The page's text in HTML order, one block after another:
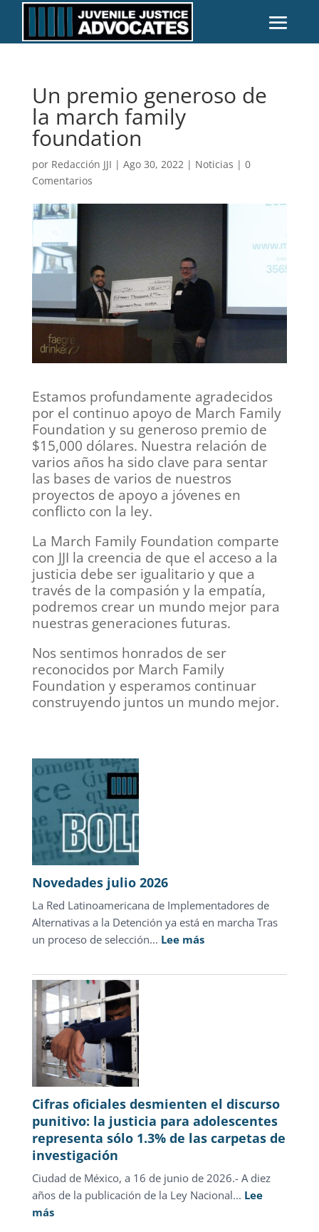
Un premio generoso de
la march family
foundation
por Redacción JJI | Ago 30, 2022| Noticias | 0
Comentarios
Estamos profundamente agradecidos
por el continuo apoyo de March Family
Foundation y su generoso premio de
$15,000 dólares. Nuestra relación de
varios años ha sido clave para sentar
las bases de varios de nuestros
proyectos de apoyo a jóvenes en
conflicto con la ley.
La March Family Foundation comparte
con JJI la creencia de que el acceso a la
justicia debe ser igualitario y que a
través de la compasión y la empatía,
podremos crear un mundo mejor para
nuestras generaciones futuras.
Nos sentimos honrados de ser
reconocidos por March Family
Foundation y esperamos continuar
construyendo juntos un mundo mejor.
Novedades julio 2026
La Red Latinoamericana de Implementadores de
Alternativas a la Detención ya está en marcha Tras
un proceso de selección... Lee más:
julio
Cifras oficiales desmienten el discurso
punitivo: la justicia para adolescentes
representa sólo 1.3% de las carpetas de
investigación
Ciudad de México, a 16 de junio de 2026.- A diez
años de la publicación de la Ley Nacional... Lee
más: